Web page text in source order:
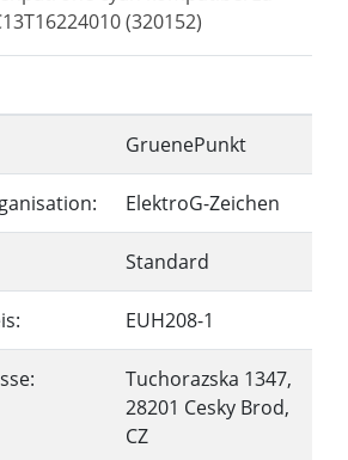
(320152)
GruenePunkt
ElektroG-Zeichen
Standard
EUH208-1
Tuchorazska 1347,
28201 Cesky Brod,
CZ